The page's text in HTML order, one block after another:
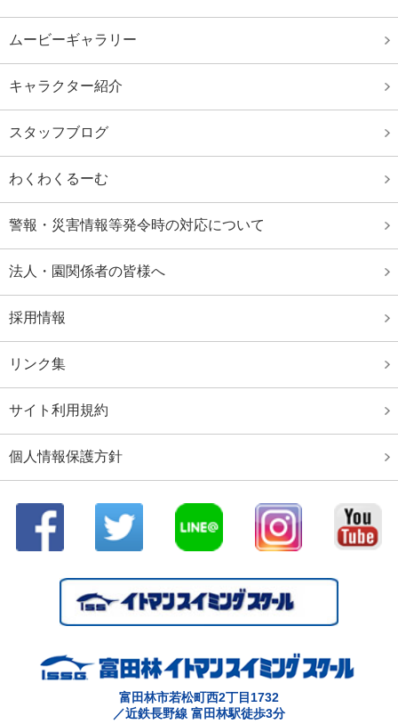
ムービーギャラリー
キャラクター紹介
スタッフブログ
わくわくるーむ
警報・災害情報等発令時の対応について
法人・園関係者の皆様へ
採用情報
リンク集
サイト利用規約
個人情報保護方針
富田林市若松町西2丁目1732
／近鉄長野線 富田林駅徒歩3分